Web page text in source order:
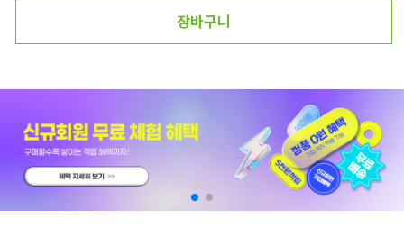
장바구니